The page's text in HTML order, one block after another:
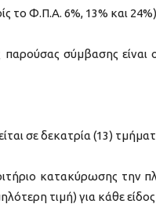
το Φ.Π.Α. 6%, 13% και
σύμβασης
σε δεκατρία (13)
κατακύρωσης την
τιμή) για κάθε